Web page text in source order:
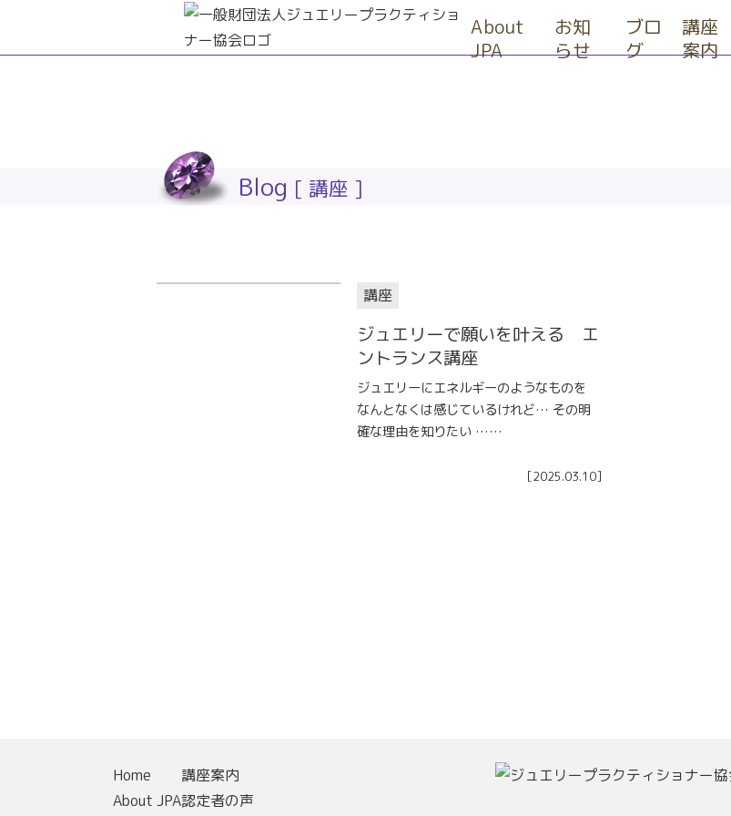
About
JPA
お知
らせ
ブロ
グ
講座
案内
Blog [ 講座 ]
講座
ジュエリーで願いを叶える エ
ントランス講座
ジュエリーにエネルギーのようなものを
なんとなくは感じているけれど… その明
確な理由を知りたい ……
[2025.03.10]
Home
About JPA
講座案内
認定者の声